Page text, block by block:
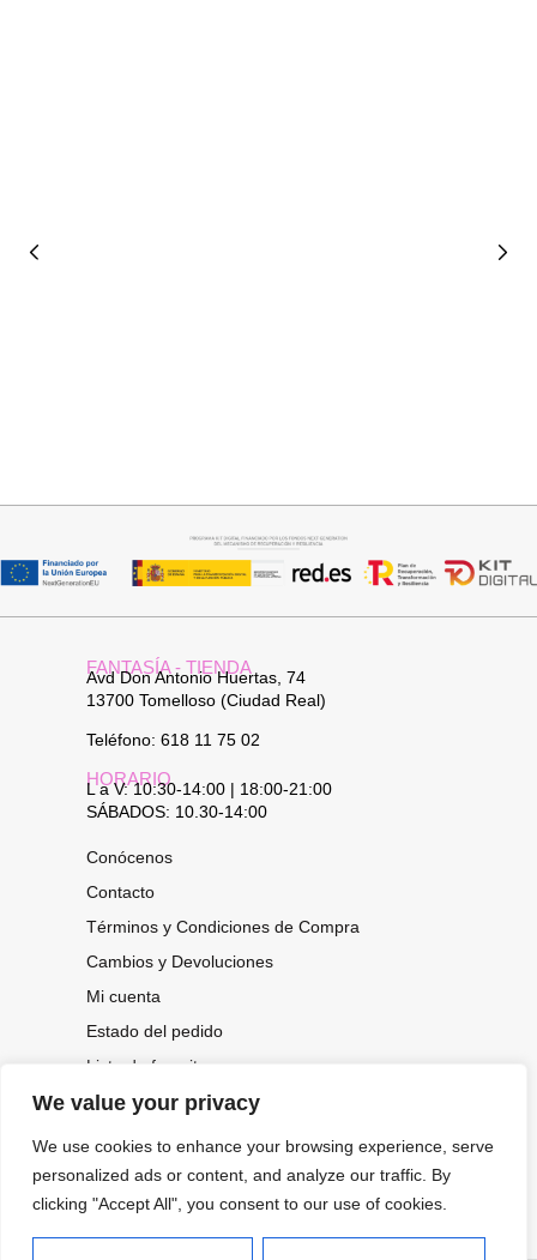
We value your privacy
We use cookies to enhance your browsing experience, serve
personalized ads or content, and analyze our traffic. By
clicking "Accept All", you consent to our use of cookies.
FANTASÍA - TIENDA
Avd Don Antonio Huertas, 74
13700 Tomelloso (Ciudad Real)
Teléfono: 618 11 75 02
HORARIO
L a V: 10:30-14:00 | 18:00-21:00
SÁBADOS: 10.30-14:00
Conócenos
Contacto
Términos y Condiciones de Compra
Cambios y Devoluciones
Mi cuenta
Estado del pedido
Lista de favoritos
CONOCE NUESTRAS NOVEDADES,
OFERTAS...